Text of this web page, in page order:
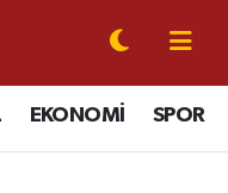
EKONOMİ SPOR